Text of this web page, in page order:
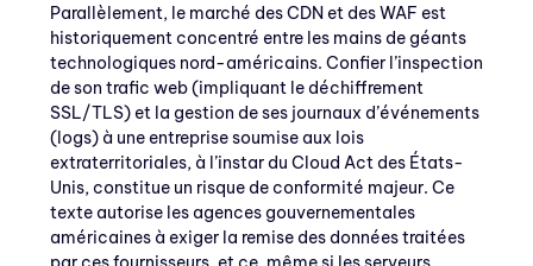
Parallèlement, le marché des CDN et des WAF est
historiquement concentré entre les mains de géants
technologiques nord-américains. Confier l’inspection
de son trafic web (impliquant le déchiffrement
SSL/TLS) et la gestion de ses journaux d’événements
(logs) à une entreprise soumise aux lois
extraterritoriales, à l’instar du Cloud Act des États-
Unis, constitue un risque de conformité majeur. Ce
texte autorise les agences gouvernementales
américaines à exiger la remise des données traitées